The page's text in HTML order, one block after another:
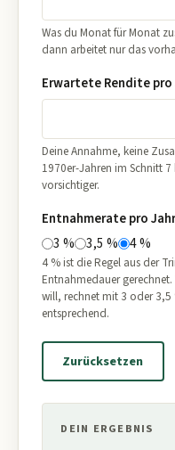
Was du Monat für Monat
dann arbeitet nur das
Erwartete Rendite pro
Deine Annahme, keine
1970er-Jahren im Schnitt
vorsichtiger.
Entnahmerate pro Jahr
3 % 3,5 % 4 %
4 % ist die Regel aus der
Entnahmedauer gerechnet. Wer 40 Jahre und länger entnehmen
will, rechnet mit 3 oder
entsprechend.
Zurücksetzen
DEIN ERGEBNIS